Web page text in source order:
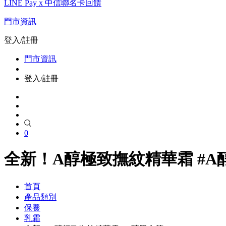
LINE Pay x 中信聯名卡回饋
門市資訊
登入/註冊
門市資訊
登入/註冊
0
全新！A醇極致撫紋精華霜 #A
首頁
產品類別
保養
乳霜